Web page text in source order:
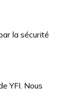
la sécurité
YFI. Nous